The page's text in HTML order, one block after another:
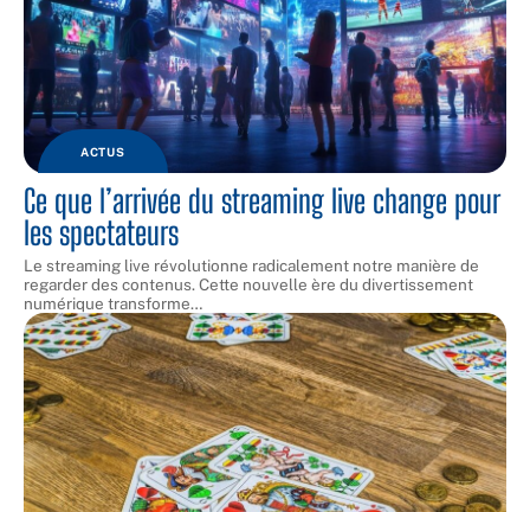
ACTUS
Ce que l’arrivée du streaming live change pour
les spectateurs
Le streaming live révolutionne radicalement notre manière de
regarder des contenus. Cette nouvelle ère du divertissement
numérique transforme…